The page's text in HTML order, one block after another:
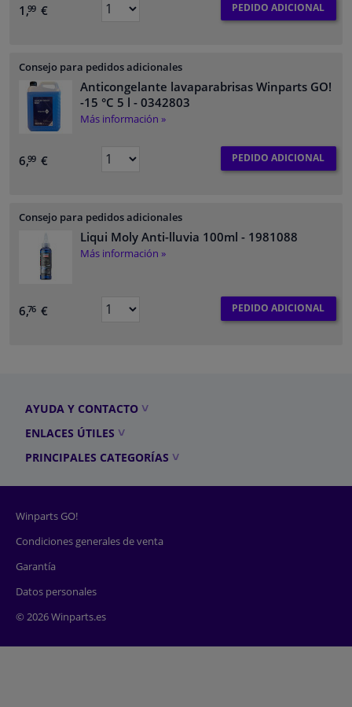
1,99 € PEDIDO ADICIONAL
Consejo para pedidos adicionales
Anticongelante lavaparabrisas Winparts GO!
-15 °C 5 l - 0342803
Más información »
6,99 € PEDIDO ADICIONAL
Consejo para pedidos adicionales
Liqui Moly Anti-lluvia 100ml - 1981088
Más información »
6,76 € PEDIDO ADICIONAL
AYUDA Y CONTACTO
ENLACES ÚTILES
PRINCIPALES CATEGORÍAS
Winparts GO!
Condiciones generales de venta
Garantía
Datos personales
© 2026 Winparts.es